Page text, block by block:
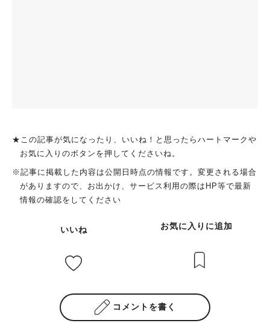
★この記事が気になったり、いいね！と思ったらハートマークや
お気に入りのボタンを押してくださいね。
※記事に掲載した内容は公開日時点の情報です。変更される場合
がありますので、お出かけ、サービス利用の際はHP等で最新
情報の確認をしてください
いいね お気に入りに追加
コメントを書く